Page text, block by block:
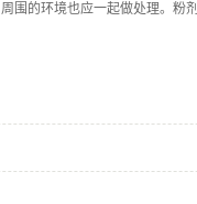
围的环境也应一起做处理。粉